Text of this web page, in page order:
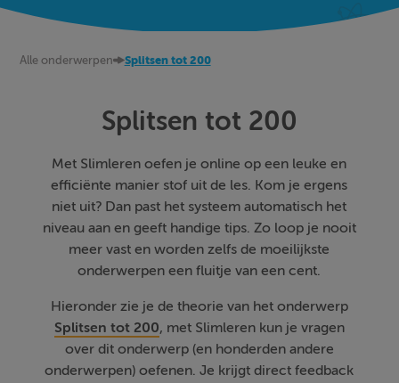
Alle onderwerpen Splitsen tot 200
Splitsen tot 200
Met Slimleren oefen je online op een leuke en
efficiënte manier stof uit de les. Kom je ergens
niet uit? Dan past het systeem automatisch het
niveau aan en geeft handige tips. Zo loop je nooit
meer vast en worden zelfs de moeilijkste
onderwerpen een fluitje van een cent.
Hieronder zie je de theorie van het onderwerp
Splitsen tot 200, met Slimleren kun je vragen
over dit onderwerp (en honderden andere
onderwerpen) oefenen. Je krijgt direct feedback